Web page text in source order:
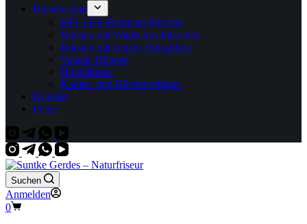
Bürstenshop
KELLER-Premium-Bürsten
Bürsten mit Wildschweinborsten
Bürsten mit echten Holzstiften
Vegane Bürsten
Holzkämme
Kamm- und Bürstenreiniger
Kontakt
Preise
Suchen
Anmelden
Warenkorb
0